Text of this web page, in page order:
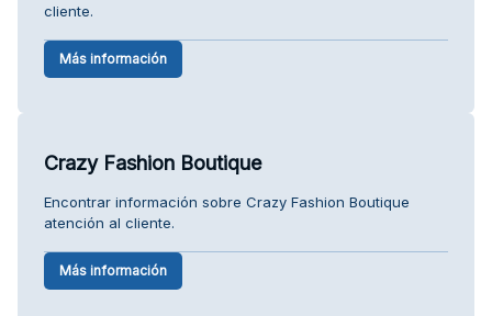
cliente.
Más información
Crazy Fashion Boutique
Encontrar información sobre Crazy Fashion Boutique
atención al cliente.
Más información